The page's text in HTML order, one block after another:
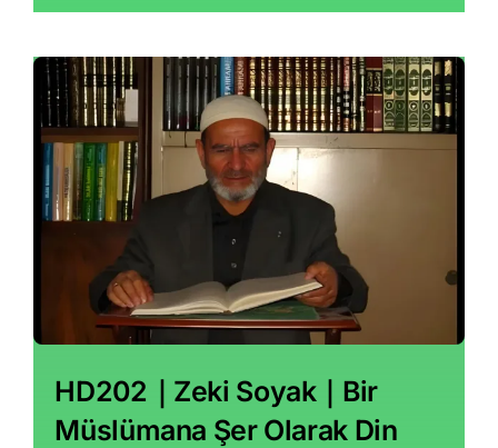
HD202｜Zeki Soyak｜Bir
Müslümana Şer Olarak Din